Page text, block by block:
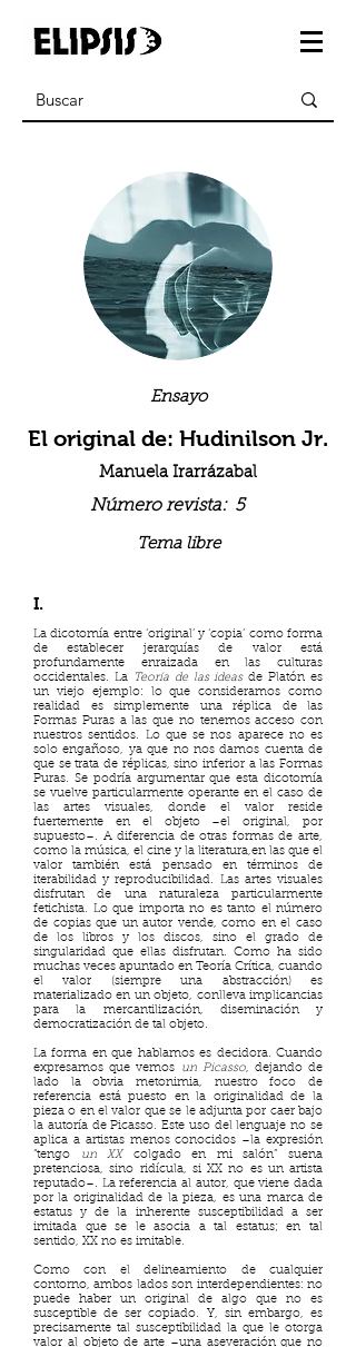
Ensayo
El original de: Hudinilson Jr.
Manuela Irarrázabal
Número revista: 5
Tema libre
I.
La dicotomía entre ‘original’ y ‘copia’ como forma
de establecer jerarquías de valor está
profundamente enraizada en las culturas
occidentales. La
Teoría de las ideasde Platón es
un viejo ejemplo: lo que consideramos como
realidad es simplemente una réplica de las
Formas Puras a las que no tenemos acceso con
nuestros sentidos. Lo que se nos aparece no es
solo engañoso, ya que no nos damos cuenta de
que se trata de réplicas, sino inferior a las Formas
Puras. Se podría argumentar que esta dicotomía
se vuelve particularmente operante en el caso de
las artes visuales, donde el valor reside
fuertemente en el objeto –el original, por
supuesto–. A diferencia de otras formas de arte,
como la música, el cine y la literatura,en las que el
valor también está pensado en términos de
iterabilidad y reproducibilidad. Las artes visuales
disfrutan de una naturaleza particularmente
fetichista. Lo que importa no es tanto el número
de copias que un autor vende, como en el caso
de los libros y los discos, sino el grado de
singularidad que ellas disfrutan. Como ha sido
muchas veces apuntado en Teoría Crítica, cuando
el valor (siempre una abstracción) es
materializado en un objeto, conlleva implicancias
para la mercantilización, diseminación y
democratización de tal objeto.
La forma en que hablamos es decidora. Cuando
expresamos que vemos
un Picasso, dejando de
lado la obvia metonimia, nuestro foco de
referencia está puesto en la originalidad de la
pieza o en el valor que se le adjunta por caer bajo
la autoría de Picasso. Este uso del lenguaje no se
aplica a artistas menos conocidos –la expresión
“tengo
un XX colgado en mi salón” suena
pretenciosa, sino ridícula, si XX no es un artista
reputado–. La referencia al autor, que viene dada
por la originalidad de la pieza, es una marca de
estatus y de la inherente susceptibilidad a ser
imitada que se le asocia a tal estatus; en tal
sentido, XX no es imitable.
Como con el delineamiento de cualquier
contorno, ambos lados son interdependientes: no
puede haber un original de algo que no es
susceptible de ser copiado. Y, sin embargo, es
precisamente tal susceptibilidad la que le otorga
valor al objeto de arte –una aseveración que no